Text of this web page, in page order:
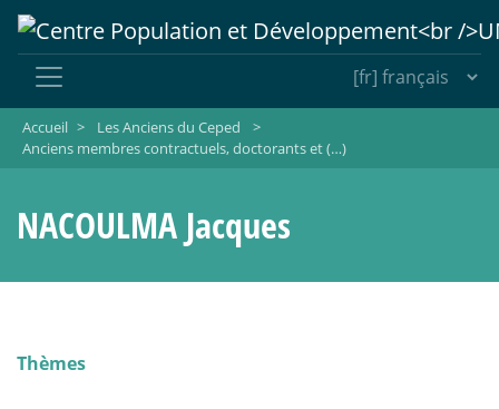
Accueil > Les Anciens du Ceped
>
Anciens membres contractuels, doctorants et (…)
NACOULMA Jacques
Thèmes